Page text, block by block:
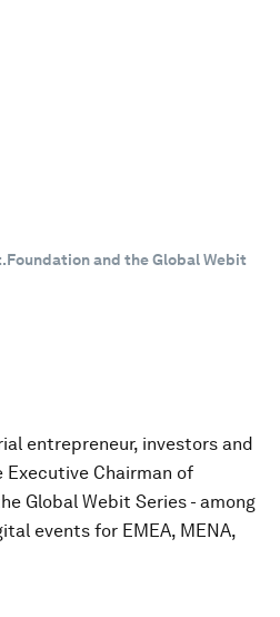
and the Global Webit
entrepreneur, investors and
Chairman of
Global Webit Series - among
events for EMEA, MENA,